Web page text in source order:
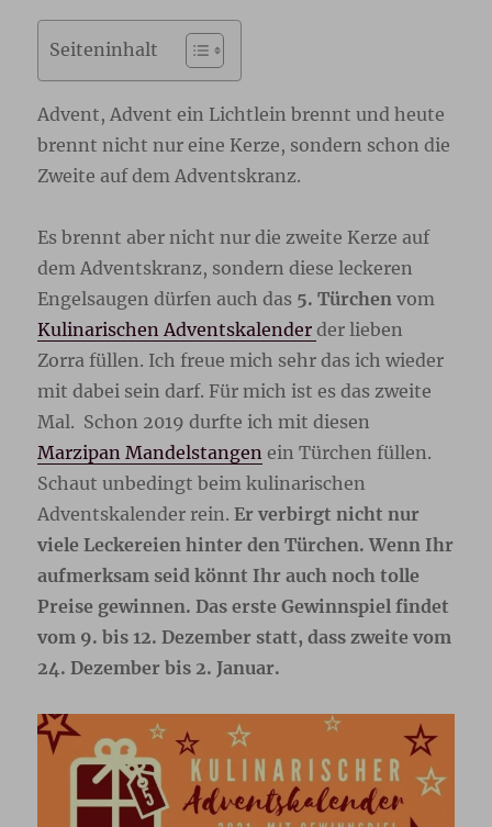
Seiteninhalt
Advent, Advent ein Lichtlein brennt und heute
brennt nicht nur eine Kerze, sondern schon die
Zweite auf dem Adventskranz.
Es brennt aber nicht nur die zweite Kerze auf
dem Adventskranz, sondern diese leckeren
Engelsaugen dürfen auch das 5. Türchen vom
Kulinarischen Adventskalenderder lieben
Zorra füllen. Ich freue mich sehr das ich wieder
mit dabei sein darf. Für mich ist es das zweite
Mal. Schon 2019 durfte ich mit diesen
Marzipan Mandelstangen ein Türchen füllen.
Schaut unbedingt beim kulinarischen
Adventskalender rein.Er verbirgt nicht nur
viele Leckereien hinter den Türchen. Wenn Ihr
aufmerksam seid könnt Ihr auch noch tolle
Preise gewinnen. Das erste Gewinnspiel findet
vom 9. bis 12. Dezember statt, dass zweite vom
24. Dezember bis 2. Januar.